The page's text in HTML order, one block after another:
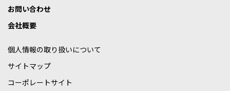
お問い合わせ
会社概要
個人情報の取り扱いについて
サイトマップ
コーポレートサイト